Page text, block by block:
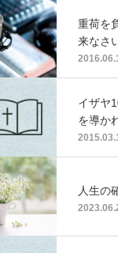
重荷を
来なさ
イザヤ
を導か
人生の